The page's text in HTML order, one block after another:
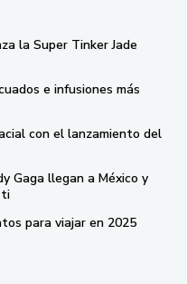
la Super Tinker Jade
e infusiones más
con el lanzamiento del
Gaga llegan a México y
ti
para viajar en 2025